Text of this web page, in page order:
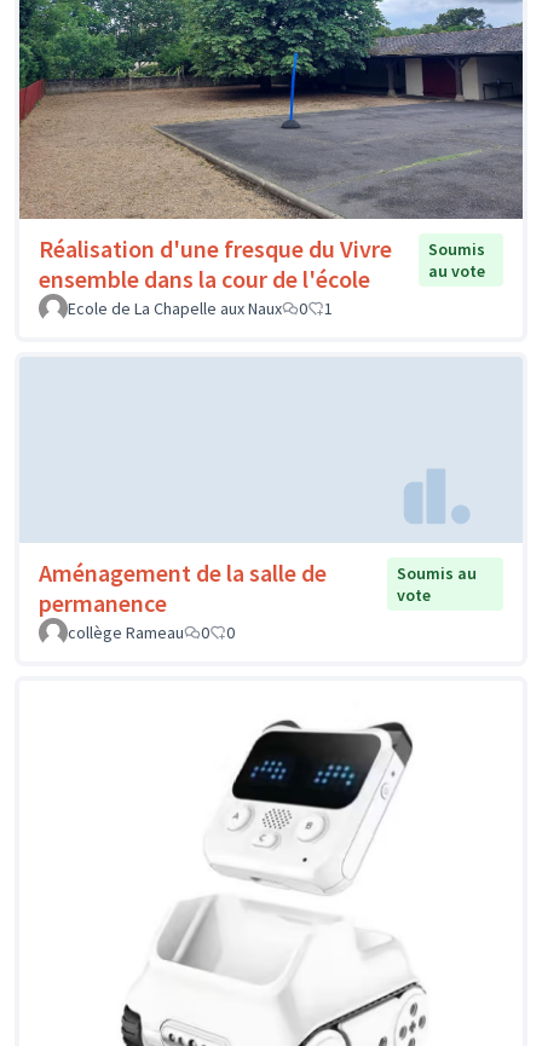
Réalisation d'une fresque du Vivre
ensemble dans la cour de l'école
Soumis
au vote
Ecole de La Chapelle aux Naux
0 1
Aménagement de la salle de
permanence
Soumis au
vote
collège Rameau
0 0